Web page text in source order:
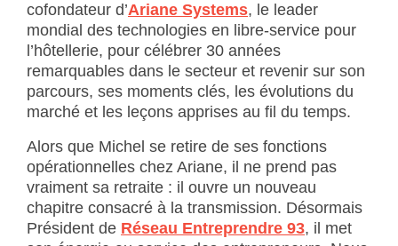
cofondateur d’Ariane Systems, le leader
mondial des technologies en libre-service pour
l’hôtellerie, pour célébrer 30 années
remarquables dans le secteur et revenir sur son
parcours, ses moments clés, les évolutions du
marché et les leçons apprises au fil du temps.
Alors que Michel se retire de ses fonctions
opérationnelles chez Ariane, il ne prend pas
vraiment sa retraite : il ouvre un nouveau
chapitre consacré à la transmission. Désormais
Président de Réseau Entreprendre 93, il met